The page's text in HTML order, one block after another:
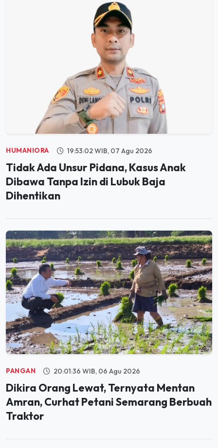
HUMANIORA 19:53:02 WIB, 07 Agu 2026
Tidak Ada Unsur Pidana, Kasus Anak
Dibawa Tanpa Izin di Lubuk Baja
Dihentikan
PANGAN 20:01:36 WIB, 06 Agu 2026
Dikira Orang Lewat, Ternyata Mentan
Amran, Curhat Petani Semarang Berbuah
Traktor